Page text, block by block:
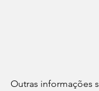
Outras informações